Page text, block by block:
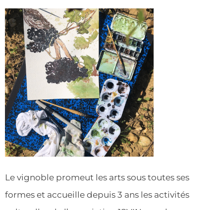
Le vignoble promeut les arts sous toutes ses
formes et accueille depuis 3 ans les activités